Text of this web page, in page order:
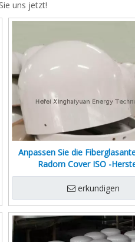
uns jetzt!
Anpassen Sie die
Radom Cover ISO -
erkundigen